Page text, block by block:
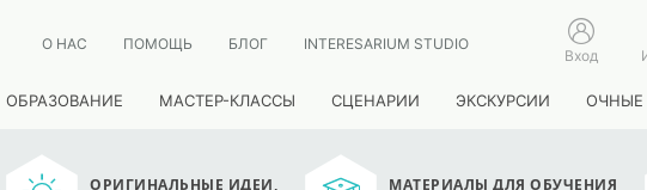
О НАС ПОМОЩЬ БЛОГ INTERESARIUM STUDIO
Вход
ОБРАЗОВАНИЕ МАСТЕР-КЛАССЫ СЦЕНАРИИ ЭКСКУРСИИ ОЧНЫЕ
ОРИГИНАЛЬНЫЕ ИДЕИ, МАТЕРИАЛЫ ДЛЯ ОБУЧЕНИЯ